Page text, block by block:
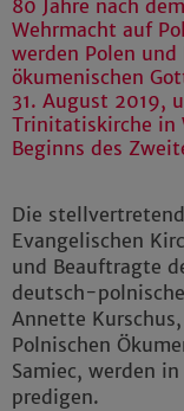
80 Jahre nach
Wehrmacht auf
werden Polen
ökumenischen
31. August 2019,
Trinitatiskirche in
Beginns des
Die
Evangelischen
und Beauftragte
deutsch-
Annette
Polnischen
Samiec, werden
predigen.